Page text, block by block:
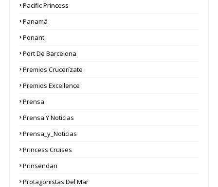
Pacific Princess
Panamá
Ponant
Port De Barcelona
Premios Crucerízate
Premios Excellence
Prensa
Prensa Y Noticias
Prensa_y_Noticias
Princess Cruises
Prinsendan
Protagonistas Del Mar